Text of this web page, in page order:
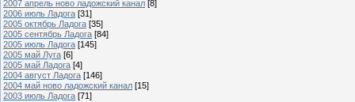
2007 апрель ново ладожский канал [8]
2006 июль Ладога [31]
2005 октябрь Ладога [35]
2005 сентябрь Ладога [84]
2005 июль Ладога [145]
2005 май Луга [6]
2005 май Ладога [4]
2004 август Ладога [146]
2004 май ново ладожский канал [15]
2003 июль Ладога [71]